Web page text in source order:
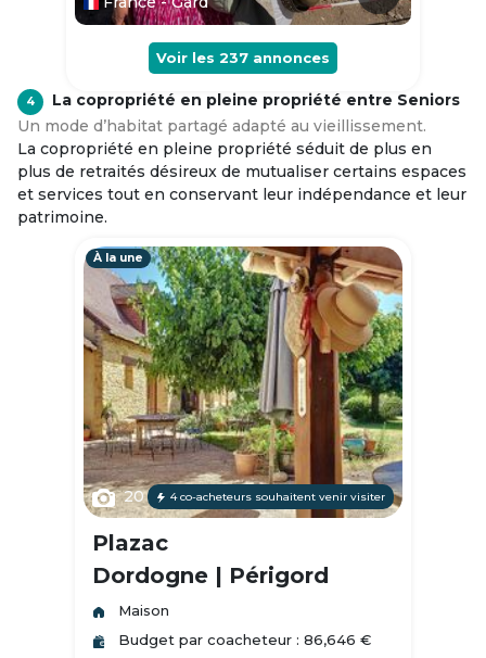
Voir les 237 annonces
4
La copropriété en pleine propriété entre Seniors
Un mode d’habitat partagé adapté au vieillissement.
La copropriété en pleine propriété séduit de plus en
plus de retraités désireux de mutualiser certains espaces
et services tout en conservant leur indépendance et leur
patrimoine.
À la une
20 4 co-acheteurs souhaitent venir visiter
Plazac
Dordogne | Périgord
Maison
Budget par coacheteur : 86,646 €